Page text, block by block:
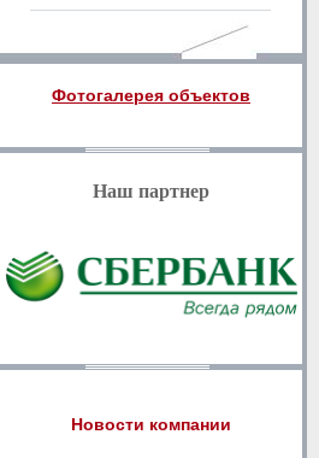
Фотогалерея объектов
Наш партнер
Новости компании